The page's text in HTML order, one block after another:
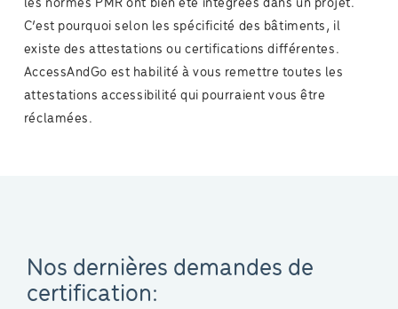
les normes PMR ont bien été intégrées dans un projet.
C’est pourquoi selon les spécificité des bâtiments, il
existe des attestations ou certifications différentes.
AccessAndGo est habilité à vous remettre toutes les
attestations accessibilité qui pourraient vous être
réclamées.
Nos dernières demandes de
certification: